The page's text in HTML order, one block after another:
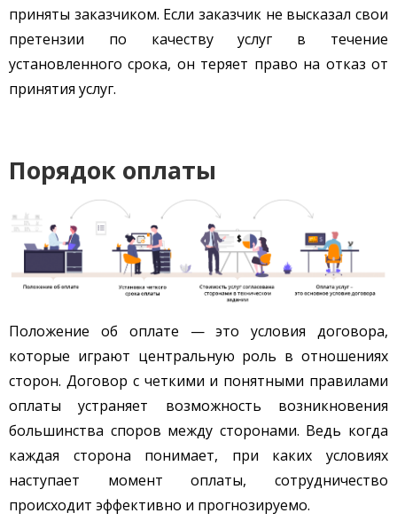
приняты заказчиком. Если заказчик не высказал свои
претензии по качеству услуг в течение
установленного срока, он теряет право на отказ от
принятия услуг.
Порядок оплаты
Положение об оплате — это условия договора,
которые играют центральную роль в отношениях
сторон. Договор с четкими и понятными правилами
оплаты устраняет возможность возникновения
большинства споров между сторонами. Ведь когда
каждая сторона понимает, при каких условиях
наступает момент оплаты, сотрудничество
происходит эффективно и прогнозируемо.